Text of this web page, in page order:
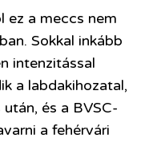
ez a meccs nem
Sokkal inkább
intenzitással
a labdakihozatal,
és a BVSC-
a fehérvári